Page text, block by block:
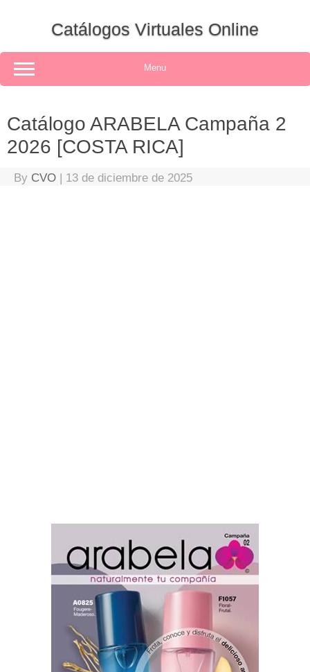
Catálogos Virtuales Online
Menu
Catálogo ARABELA Campaña 2
2026 [COSTA RICA]
By CVO | 13 de diciembre de 2025